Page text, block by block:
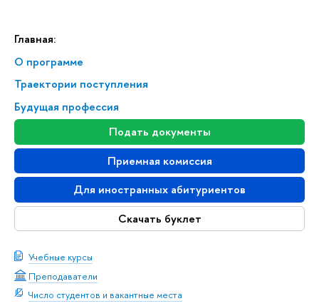
Главная:
О программе
Траектории поступления
Будущая профессия
Подать документы
Приемная комиссия
Для иностранных абитуриентов
Скачать буклет
Учебные курсы
Преподаватели
Число студентов и вакантные места